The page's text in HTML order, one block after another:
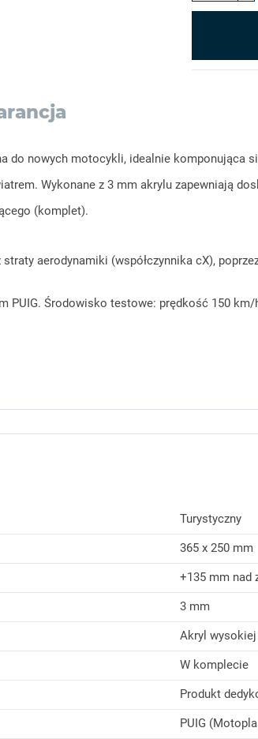
do nowych motocykli, idealnie komponująca
Wykonane z 3 mm akrylu zapewniają
(komplet).
aerodynamiki (współczynnika cX),
PUIG. Środowisko testowe: prędkość 150
Turystyczny
365 x 250 mm
+135 mm nad
3 mm
Akryl wysokiej
W komplecie
Produkt
PUIG